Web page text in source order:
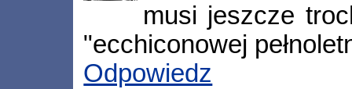
musi jeszcze
"ecchiconowej
Odpowiedz